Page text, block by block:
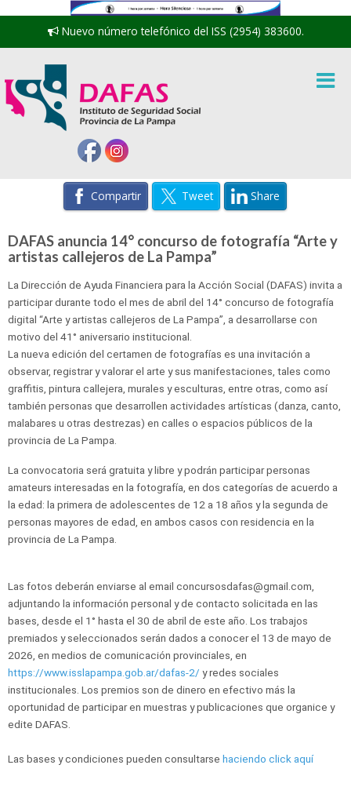
Nuevo número telefónico del ISS (2954) 383600.
Compartir Tweet Share
DAFAS anuncia 14° concurso de fotografía “Arte y
artistas callejeros de La Pampa”
La Dirección de Ayuda Financiera para la Acción Social (DAFAS) invita a
participar durante todo el mes de abril del 14° concurso de fotografía
digital “Arte y artistas callejeros de La Pampa”, a desarrollarse con
motivo del 41° aniversario institucional.
La nueva edición del certamen de fotografías es una invitación a
observar, registrar y valorar el arte y sus manifestaciones, tales como
graffitis, pintura callejera, murales y esculturas, entre otras, como así
también personas que desarrollen actividades artísticas (danza, canto,
malabares u otras destrezas) en calles o espacios públicos de la
provincia de La Pampa.
La convocatoria será gratuita y libre y podrán participar personas
amateurs interesadas en la fotografía, en dos categorías de acuerdo a
la edad: la primera de adolescentes de 12 a 18 años y la segunda de
personas mayores de edad, en ambos casos con residencia en la
provincia de La Pampa.
Las fotos deberán enviarse al email concursosdafas@gmail.com,
adjuntando la información personal y de contacto solicitada en las
bases, desde el 1° hasta el 30 de abril de este año. Los trabajos
premiados y seleccionados serán dados a conocer el 13 de mayo de
2026, en medios de comunicación provinciales, en
https://www.isslapampa.gob.ar/dafas-2/ y redes sociales
institucionales. Los premios son de dinero en efectivo más la
oportunidad de participar en muestras y publicaciones que organice y
edite DAFAS.
Las bases y condiciones pueden consultarse haciendo click aquí